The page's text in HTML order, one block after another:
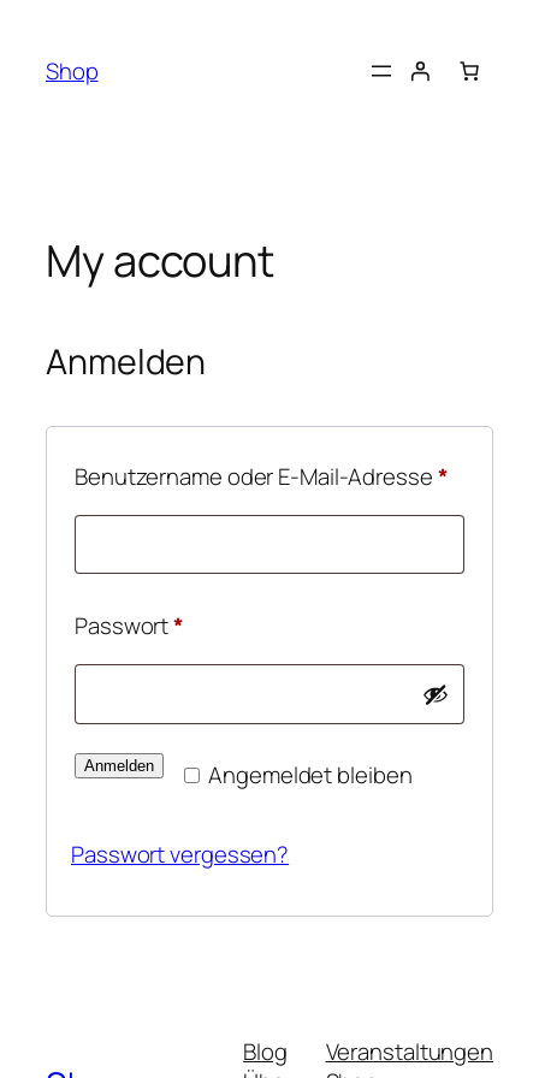
springen
Shop
My account
Anmelden
Benutzername oder E-Mail-Adresse*
Passwort*
Angemeldet bleiben
Anmelden
Passwort vergessen?
Blog
Veranstaltungen